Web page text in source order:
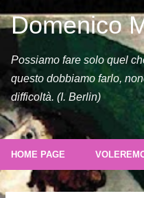
Passa ai
Domenico
Possiamo fare solo quel
questo dobbiamo farlo,
difficoltà. (I. Berlin)
HOME PAGE